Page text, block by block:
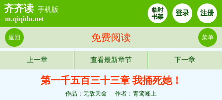
齐齐读 手机版
m.qiqidu.net
临时
书架
登录 注册
免费阅读
返回 菜单
上一章 查看最新章节 下一章
第一千五百三十三章 我捅死她！
作品：无敌天命 作者：青鸾峰上